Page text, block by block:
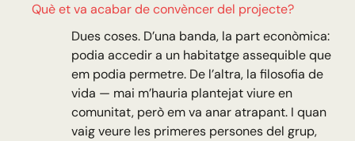
Què et va acabar de convèncer del projecte?
Dues coses. D’una banda, la part econòmica:
podia accedir a un habitatge assequible que
em podia permetre. De l’altra, la filosofia de
vida — mai m’hauria plantejat viure en
comunitat, però em va anar atrapant. I quan
vaig veure les primeres persones del grup,